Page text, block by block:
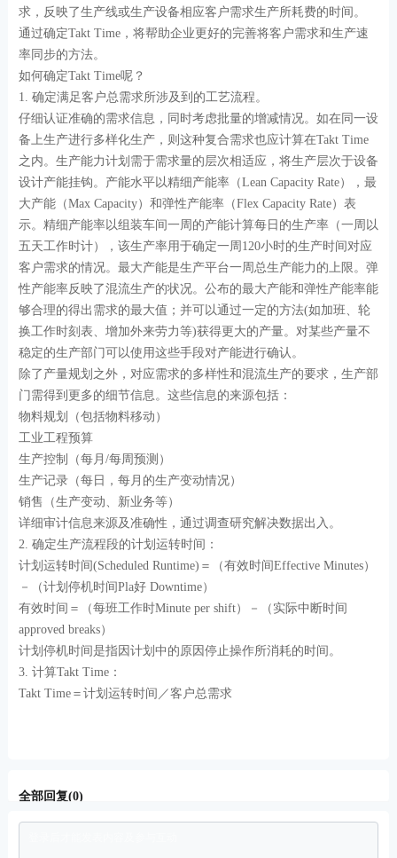
求，反映了生产线或生产设备相应客户需求生产所耗费的时间。
通过确定Takt Time，将帮助企业更好的完善将客户需求和生产速
率同步的方法。
如何确定Takt Time呢？
1. 确定满足客户总需求所涉及到的工艺流程。
仔细认证准确的需求信息，同时考虑批量的增减情况。如在同一设
备上生产进行多样化生产，则这种复合需求也应计算在Takt Time
之内。生产能力计划需于需求量的层次相适应，将生产层次于设备
设计产能挂钩。产能水平以精细产能率（Lean Capacity Rate），最
大产能（Max Capacity）和弹性产能率（Flex Capacity Rate）表
示。精细产能率以组装车间一周的产能计算每日的生产率（一周以
五天工作时计），该生产率用于确定一周120小时的生产时间对应
客户需求的情况。最大产能是生产平台一周总生产能力的上限。弹
性产能率反映了混流生产的状况。公布的最大产能和弹性产能率能
够合理的得出需求的最大值；并可以通过一定的方法(如加班、轮
换工作时刻表、增加外来劳力等)获得更大的产量。对某些产量不
稳定的生产部门可以使用这些手段对产能进行确认。
除了产量规划之外，对应需求的多样性和混流生产的要求，生产部
门需得到更多的细节信息。这些信息的来源包括：
物料规划（包括物料移动）
工业工程预算
生产控制（每月/每周预测）
生产记录（每日，每月的生产变动情况）
销售（生产变动、新业务等）
详细审计信息来源及准确性，通过调查研究解决数据出入。
2. 确定生产流程段的计划运转时间：
计划运转时间(Scheduled Runtime)＝（有效时间Effective Minutes）
－（计划停机时间Pla好 Downtime）
有效时间＝（每班工作时Minute per shift）－（实际中断时间
approved breaks）
计划停机时间是指因计划中的原因停止操作所消耗的时间。
3. 计算Takt Time：
Takt Time＝计划运转时间／客户总需求
全部回复(0)